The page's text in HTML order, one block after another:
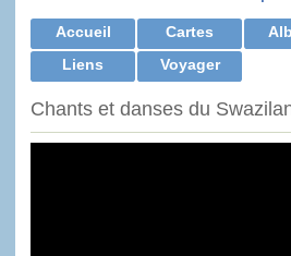
Accueil Cartes
Liens
Voyager
Chants et danses du